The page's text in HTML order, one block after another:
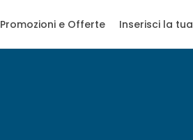
Promozioni e Offerte Inserisci la